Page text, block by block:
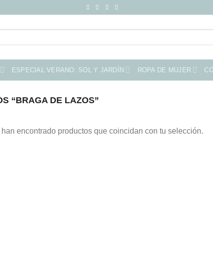
ESPECIAL VERANO: SOL Y JARDÍN ROPA DE MUJER
“BRAGA DE LAZOS”
han encontrado productos que coincidan con tu selección.